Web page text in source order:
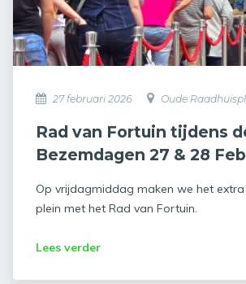
27 februari 2026 Oude
Rad van Fortuin tijdens
Bezemdagen 27 & 28
Op vrijdagmiddag maken we het
plein met het Rad van Fortuin.
Lees verder